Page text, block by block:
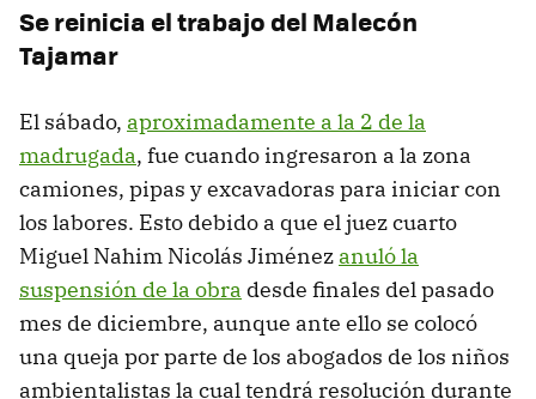
Se reinicia el trabajo del Malecón
Tajamar
El sábado, aproximadamente a la 2 de la
madrugada, fue cuando ingresaron a la zona
camiones, pipas y excavadoras para iniciar con
los labores. Esto debido a que el juez cuarto
Miguel Nahim Nicolás Jiménez anuló la
suspensión de la obra desde finales del pasado
mes de diciembre, aunque ante ello se colocó
una queja por parte de los abogados de los niños
ambientalistas la cual tendrá resolución durante